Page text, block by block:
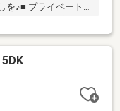
を♪■ プライベート
庭があり、使い方も
を設けているため、
方としても◎また、2
へと変化させるこ
はコンビニや商業施
あり、小さなお子様